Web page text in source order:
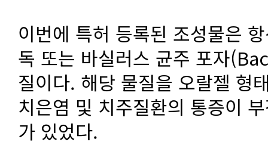
이번에 특허 등록된 조성물은
독 또는 바실러스 균주 포자
질이다. 해당 물질을 오랄젤 형
치은염 및 치주질환의 통증이
가 있었다.